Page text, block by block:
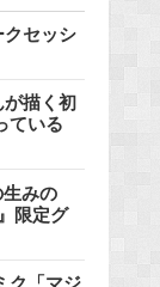
クセッシ
描く初
ている
生みの
限定グ